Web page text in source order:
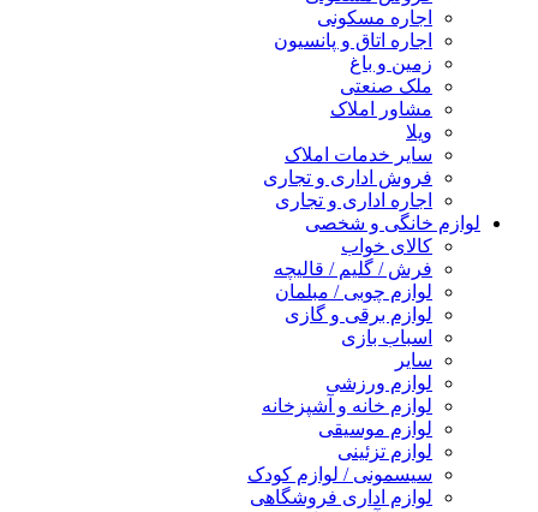
اجاره مسکونی
اجاره اتاق و پانسیون
زمین و باغ
ملک صنعتی
مشاور املاک
ویلا
سایر خدمات املاک
فروش اداری و تجاری
اجاره اداری و تجاری
لوازم خانگی و شخصی
کالای خواب
فرش / گلیم / قالیچه
لوازم چوبی / مبلمان
لوازم برقی و گازی
اسباب بازی
سایر
لوازم ورزشی
لوازم خانه و آشپزخانه
لوازم موسیقی
لوازم تزئینی
سیسمونی / لوازم کودک
لوازم اداری فروشگاهی